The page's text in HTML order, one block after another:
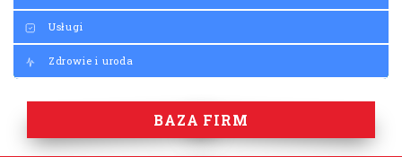
Usługi
Zdrowie i uroda
BAZA FIRM